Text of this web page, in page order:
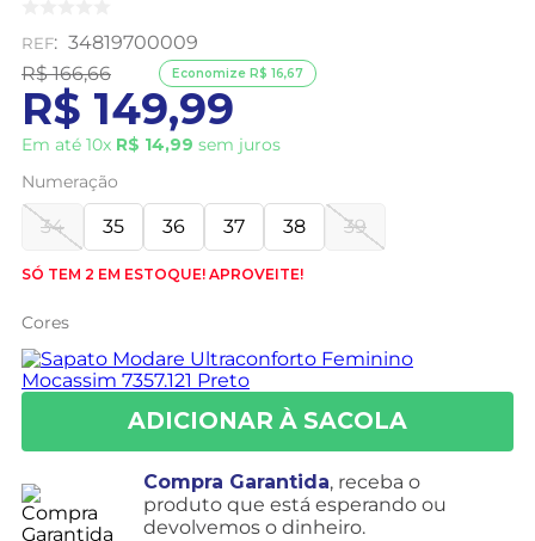
: 34819700009
R$ 166,66
R$ 149,99
Em até 10x R$ 14,99 sem juros
Economize R$ 16,67
Numeração
34 35 36 37 38 39
SÓ TEM 2 EM ESTOQUE! APROVEITE!
Cores
Compra Garantida, receba o
produto que está esperando ou
devolvemos o dinheiro.